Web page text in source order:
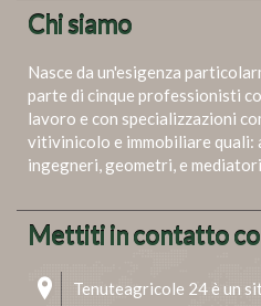
Chi siamo
Nasce da un'esigenza
parte di cinque professionisti
lavoro e con specializzazioni
vitivinicolo e immobiliare quali:
ingegneri, geometri, e
Mettiti in contatto
Tenuteagricole 24 è un